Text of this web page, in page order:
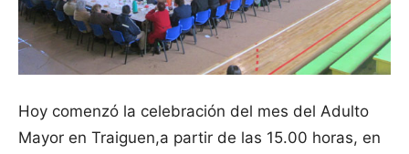
Hoy comenzó la celebración del mes del Adulto
Mayor en Traiguen,a partir de las 15.00 horas, en